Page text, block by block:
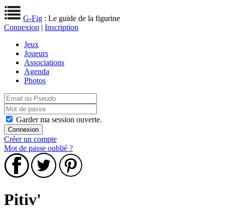
G-Fig : Le guide de la figurine
Connexion | Inscription
Jeux
Joueurs
Associations
Agenda
Photos
Garder ma session ouverte.
Créer un compte
Mot de passe oublié ?
Pitiv'